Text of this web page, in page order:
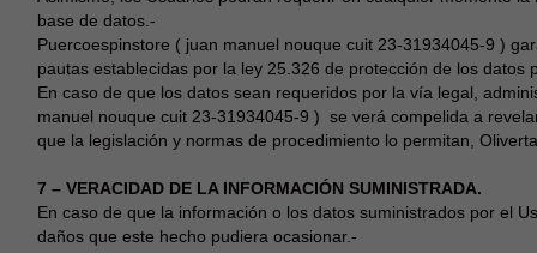
base de datos.-
Puercoespinstore ( juan manuel nouque cuit 23-31934045-9 )
pautas establecidas por la ley 25.326 de protección de los datos
En caso de que los datos sean requeridos por la vía legal,
manuel nouque cuit 23-31934045-9 ) se verá compelida a
que la legislación y normas de procedimiento lo permitan,
7 – VERACIDAD DE LA INFORMACIÓN SUMINISTRADA.
En caso de que la información o los datos suministrados por el
daños que este hecho pudiera ocasionar.-